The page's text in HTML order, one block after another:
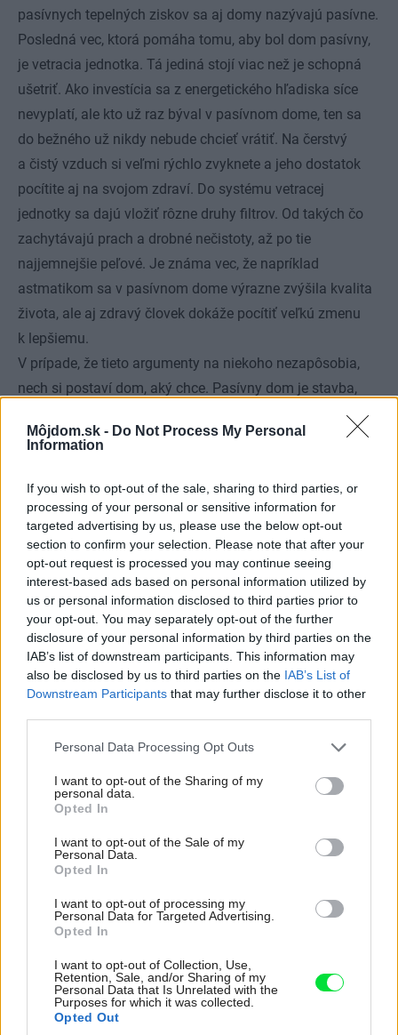
Môjdom.sk - Do Not Process My Personal
Information
If you wish to opt-out of the sale, sharing to third parties, or
processing of your personal or sensitive information for
targeted advertising by us, please use the below opt-out
section to confirm your selection. Please note that after your
opt-out request is processed you may continue seeing
interest-based ads based on personal information utilized by
us or personal information disclosed to third parties prior to
your opt-out. You may separately opt-out of the further
disclosure of your personal information by third parties on the
IAB’s list of downstream participants. This information may
also be disclosed by us to third parties on the IAB’s List of
Downstream Participants that may further disclose it to other
Please note that this website/app uses one or more Google
not limited to your visit or usage behaviour. You may click to
grant or deny consent to Google and its third-party tags to
use your data for below specified purposes in below Google
consent section.
Personal Data Processing Opt Outs
I want to opt-out of the Sharing of my
personal data.
Opted In
I want to opt-out of the Sale of my
Personal Data.
Opted In
I want to opt-out of processing my
Personal Data for Targeted Advertising.
Opted In
I want to opt-out of Collection, Use,
Retention, Sale, and/or Sharing of my
Personal Data that Is Unrelated with the
Purposes for which it was collected.
Opted Out
pasívnych tepelných ziskov sa aj domy nazývajú pasívne.
Posledná vec, ktorá pomáha tomu, aby bol dom pasívny,
je vetracia jednotka. Tá jediná stojí viac než je schopná
ušetriť. Ako investícia sa z energetického hľadiska síce
nevyplatí, ale kto už raz býval v pasívnom dome, ten sa
do bežného už nikdy nebude chcieť vrátiť. Na čerstvý
a čistý vzduch si veľmi rýchlo zvyknete a jeho dostatok
pocítite aj na svojom zdraví. Do systému vetracej
jednotky sa dajú vložiť rôzne druhy filtrov. Od takých čo
zachytávajú prach a drobné nečistoty, až po tie
najjemnejšie peľové. Je známa vec, že napríklad
astmatikom sa v pasívnom dome výrazne zvýšila kvalita
života, ale aj zdravý človek dokáže pocítiť veľkú zmenu
k lepšiemu.
V prípade, že tieto argumenty na niekoho nezapôsobia,
nech si postaví dom, aký chce. Pasívny dom je stavba,
v každej fáze realizácie a od každého, kto sa na nej
a inžinierov až po realizačnú firmu a každého jej
robotníka. Pred niekoľkými rokmi sme sa preto rozhodli
stavať už len pasívne domy. Svedomie nám nič iné ani
nedovolí.
Pasívny dom v Senici sa môže popýšiť peknou zelenou strechou. Je to
možno o niečo drahší typ zastrešenia, ale v porovnaní s inými strešnými
prednosti.
Createrra
Je potrebné už vo fáze projektu vedieť, či chcem stavať
nízkoenergetický alebo pasívny dom?
Áno, čim skôr začnete objekt riešiť ako energeticky